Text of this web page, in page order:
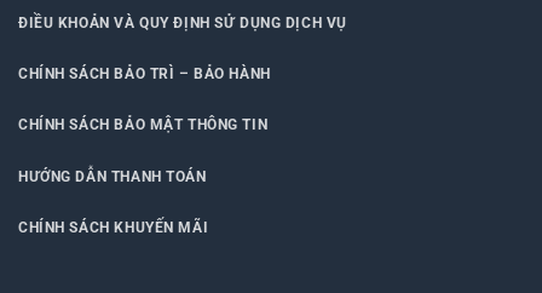
ĐIỀU KHOẢN VÀ QUY ĐỊNH SỬ DỤNG DỊCH VỤ
CHÍNH SÁCH BẢO TRÌ – BẢO HÀNH
CHÍNH SÁCH BẢO MẬT THÔNG TIN
HƯỚNG DẪN THANH TOÁN
CHÍNH SÁCH KHUYẾN MÃI